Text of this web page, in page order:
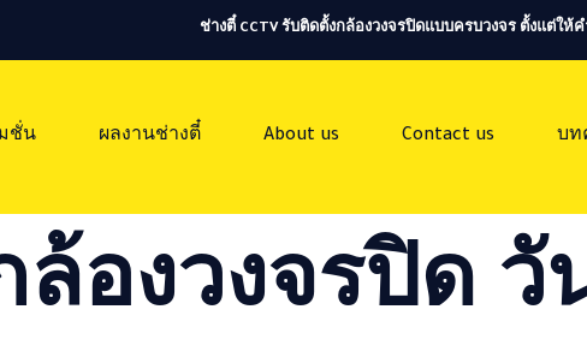
ช่างตี๋ CCTV รับติดตั้งกล้องวงจรปิดแบบครบวงจร ตั้งแต่
ชั่น ผลงานช่างตี๋ About us Contact us บท
องวงจรปิด วั